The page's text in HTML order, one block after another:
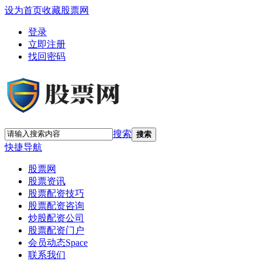
设为首页收藏股票网
登录
立即注册
找回密码
搜索 搜索
快捷导航
股票网
股票资讯
股票配资技巧
股票配资咨询
炒股配资公司
股票配资门户
会员动态Space
联系我们